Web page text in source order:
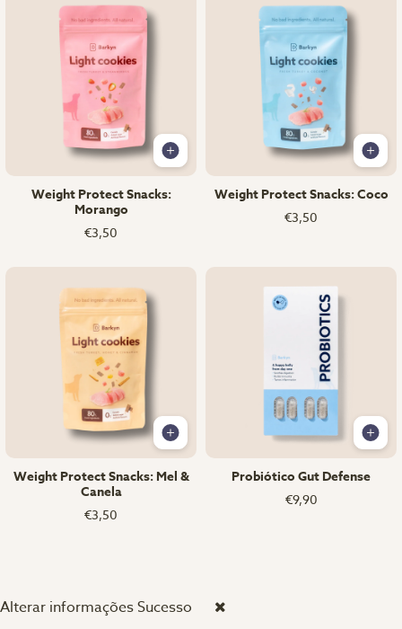
Weight Protect Snacks:
Morango
€3,50
Weight Protect Snacks: Coco
€3,50
Weight Protect Snacks: Mel &
Canela
€3,50
Probiótico Gut Defense
€9,90
Alterar informaçõesSucesso